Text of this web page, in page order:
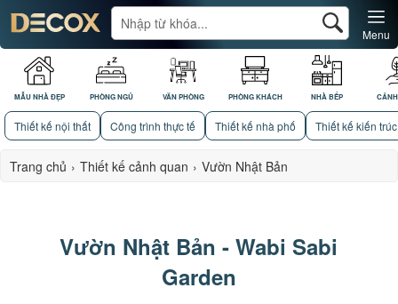
MẪU NHÀ ĐẸP PHÒNG NGỦ VĂN PHÒNG PHÒNG KHÁCH NHÀ BẾP
Menu
Thiết kế nội thất Công trình thực tế Thiết kế nhà phố Thiết kế kiến trúc
Trang chủ › Thiết kế cảnh quan › Vườn Nhật Bản
Vườn Nhật Bản - Wabi Sabi
Garden